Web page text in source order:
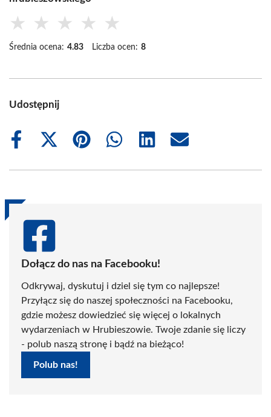
★ ★ ★ ★ ★
Średnia ocena: 4.83 Liczba ocen: 8
Udostępnij
Share
Share
(Twitter)
Share
Share
Share
Share
Dołącz do nas na Facebooku!
Odkrywaj, dyskutuj i dziel się tym co najlepsze!
Przyłącz się do naszej społeczności na Facebooku,
gdzie możesz dowiedzieć się więcej o lokalnych
wydarzeniach w Hrubieszowie. Twoje zdanie się liczy
- polub naszą stronę i bądź na bieżąco!
Polub nas!